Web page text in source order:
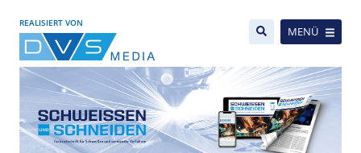
REALISIERT VON
MENÜ